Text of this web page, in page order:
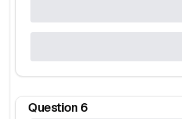
Question 6